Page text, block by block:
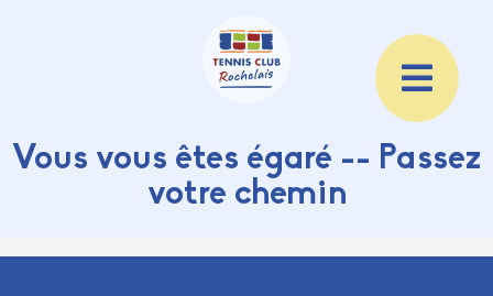
Vous vous êtes égaré -- Passez
votre chemin